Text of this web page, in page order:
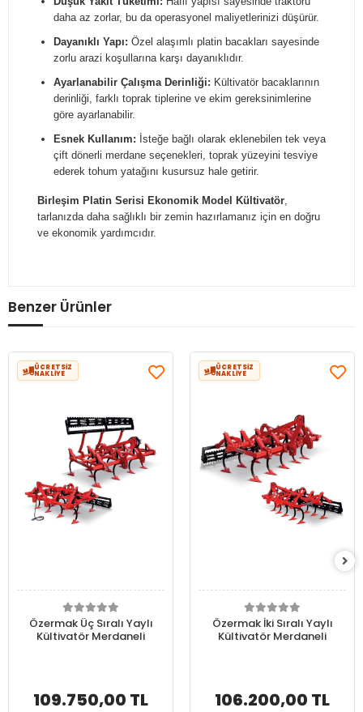
daha az zorlar, bu da operasyonel maliyetlerinizi düşürür.
Dayanıklı Yapı: Özel alaşımlı platin bacakları sayesinde
zorlu arazi koşullarına karşı dayanıklıdır.
Ayarlanabilir Çalışma Derinliği: Kültivatör bacaklarının
derinliği, farklı toprak tiplerine ve ekim gereksinimlerine
göre ayarlanabilir.
Esnek Kullanım: İsteğe bağlı olarak eklenebilen tek veya
çift dönerli merdane seçenekleri, toprak yüzeyini tesviye
ederek tohum yatağını kusursuz hale getirir.
Birleşim Platin Serisi Ekonomik Model Kültivatör,
tarlanızda daha sağlıklı bir zemin hazırlamanız için en doğru
ve ekonomik yardımcıdır.
Benzer Ürünler
ÜCRETSİZ
NAKLİYE
Özermak Üç Sıralı Yaylı
Kültivatör Merdaneli
109.750,00 TL
ÜCRETSİZ
NAKLİYE
Özermak İki Sıralı Yaylı
Kültivatör Merdaneli
106.200,00 TL